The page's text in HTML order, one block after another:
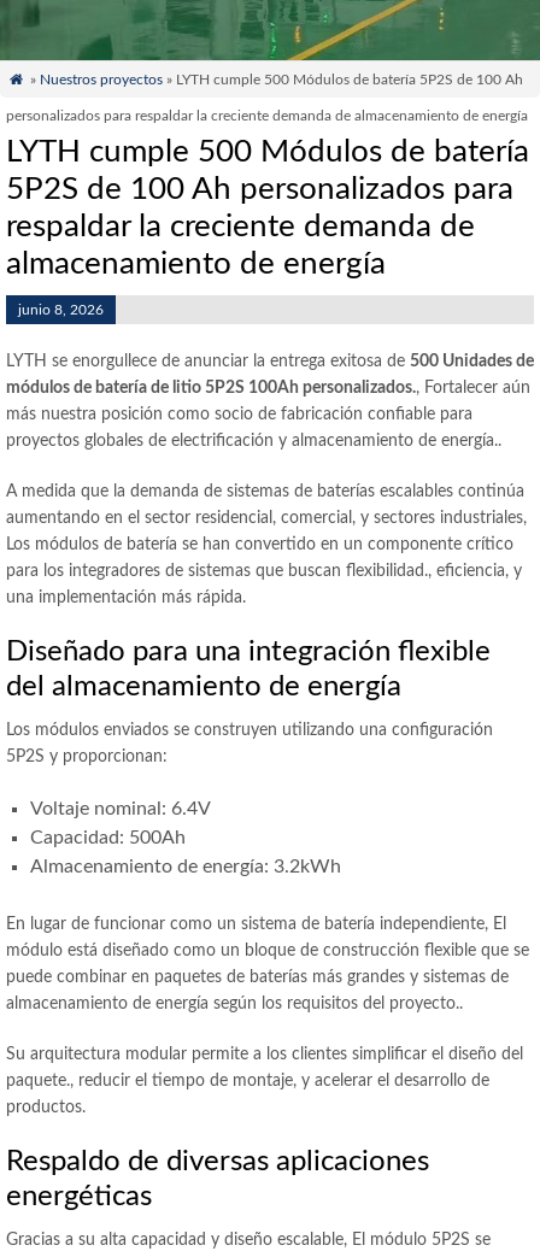
 » Nuestros proyectos» LYTH cumple 500 Módulos de batería 5P2S de 100 Ah
personalizados para respaldar la creciente demanda de almacenamiento de energía
LYTH cumple 500 Módulos de batería
5P2S de 100 Ah personalizados para
respaldar la creciente demanda de
almacenamiento de energía
junio 8, 2026
LYTH se enorgullece de anunciar la entrega exitosa de 500 Unidades de
módulos de batería de litio 5P2S 100Ah personalizados., Fortalecer aún
más nuestra posición como socio de fabricación confiable para
proyectos globales de electrificación y almacenamiento de energía..
A medida que la demanda de sistemas de baterías escalables continúa
aumentando en el sector residencial, comercial, y sectores industriales,
Los módulos de batería se han convertido en un componente crítico
para los integradores de sistemas que buscan flexibilidad., eficiencia, y
una implementación más rápida.
Diseñado para una integración flexible
del almacenamiento de energía
Los módulos enviados se construyen utilizando una configuración
5P2S y proporcionan:
Voltaje nominal: 6.4V
Capacidad: 500Ah
Almacenamiento de energía: 3.2kWh
En lugar de funcionar como un sistema de batería independiente, El
módulo está diseñado como un bloque de construcción flexible que se
puede combinar en paquetes de baterías más grandes y sistemas de
almacenamiento de energía según los requisitos del proyecto..
Su arquitectura modular permite a los clientes simplificar el diseño del
paquete., reducir el tiempo de montaje, y acelerar el desarrollo de
productos.
Respaldo de diversas aplicaciones
energéticas
Gracias a su alta capacidad y diseño escalable, El módulo 5P2S se